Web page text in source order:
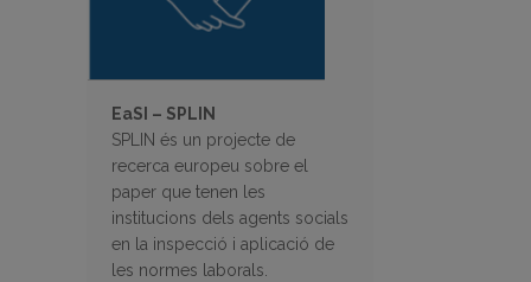
EaSI – SPLIN
SPLIN és un projecte de
recerca europeu sobre el
paper que tenen les
institucions dels agents socials
en la inspecció i aplicació de
les normes laborals.